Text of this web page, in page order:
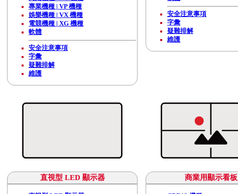
專業機種 | VP 機種
娛樂機種 | VX 機種
電競機種 | XG 機種
軟體
安全注意事項
字彙
疑難排解
維護
安全注意事項
字彙
疑難排解
維護
直視型 LED 顯示器 商業用顯示看板